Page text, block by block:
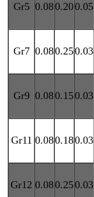
Gr5 0.080.200.05
Gr7 0.080.250.03
Gr9 0.080.150.03
Gr11 0.080.180.03
Gr12 0.080.250.03